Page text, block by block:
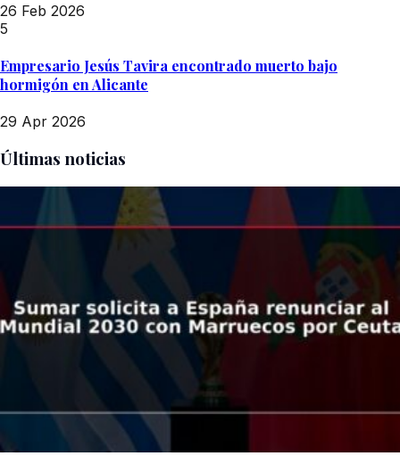
26 Feb 2026
5
Empresario Jesús Tavira encontrado muerto bajo
hormigón en Alicante
29 Apr 2026
Últimas noticias